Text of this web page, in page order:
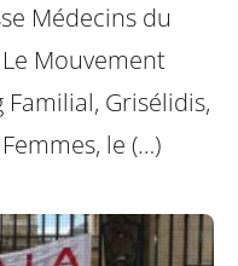
Médecins du
Mouvement
Grisélidis,
le (…)